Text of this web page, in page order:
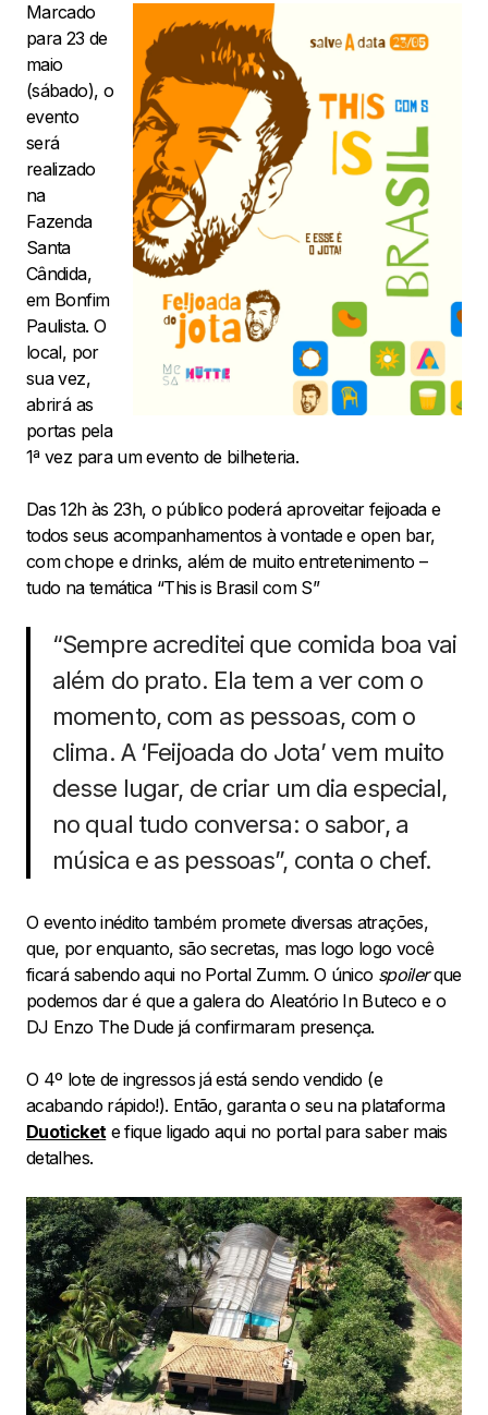
Marcado
para 23 de
maio
(sábado), o
evento
será
realizado
na
Fazenda
Santa
Cândida,
em Bonfim
Paulista. O
local, por
sua vez,
abrirá as
portas pela
1ª vez para um evento de bilheteria.
Das 12h às 23h, o público poderá aproveitar feijoada e
todos seus acompanhamentos à vontade e open bar,
com chope e drinks, além de muito entretenimento –
tudo na temática “This is Brasil com S”
“Sempre acreditei que comida boa vai
além do prato. Ela tem a ver com o
momento, com as pessoas, com o
clima. A ‘Feijoada do Jota’ vem muito
desse lugar, de criar um dia especial,
no qual tudo conversa: o sabor, a
música e as pessoas”, conta o chef.
O evento inédito também promete diversas atrações,
que, por enquanto, são secretas, mas logo logo você
ficará sabendo aqui no Portal Zumm. O único spoilerque
podemos dar é que a galera do Aleatório In Buteco e o
DJ Enzo The Dude já confirmaram presença.
O 4º lote de ingressos já está sendo vendido (e
acabando rápido!). Então, garanta o seu na plataforma
Duotickete fique ligado aqui no portal para saber mais
detalhes.